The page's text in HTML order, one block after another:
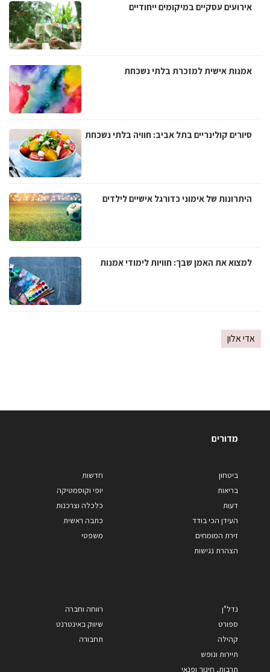
אירועים עסקיים במיקומים ייחודיים
אמנות אישית למזכרת בלתי נשכחת
סיורים קולינריים בתל אביב: חוויה בלתי נשכחת
היתרונות של אימוני כדורגל אישיים לילדים
למצוא את האמן שבך: חוויות לימודי אמנות
אדי אלון
מדורים
ביטחון
בריאות
דעות
העידן הכי בודד
זירת המומחים
הצהרת נגישות
חדשות
יופי וקוסמטיקה
כלכלה וצרכנות
כתבה ראשית
משפטי
נדל"ן
ספורט
קהילה
תיירות ונופש
תרבות, חינוך ופנאי
רווחה וחברה
שיווק באינטרנט
תחבורה